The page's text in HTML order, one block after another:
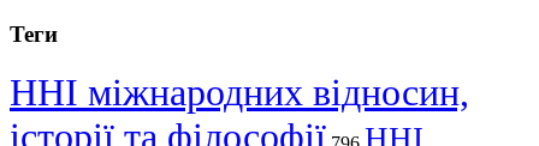
Теги
ННІ міжнародних відносин,
історії та філософії